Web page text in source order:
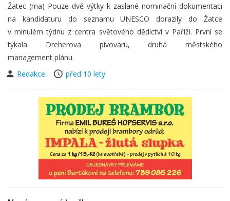
Žatec (ma) Pouze dvě výtky k zaslané nominační dokumentaci
na kandidaturu do seznamu UNESCO dorazily do Žatce
v minulém týdnu z centra světového dědictví v Paříži. První se
týkala Dreherova pivovaru, druhá městského
management plánu.
Redakce
před 10 lety